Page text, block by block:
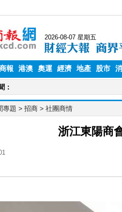
報 港澳 奧運 經濟 地產 股市
專題 > 招商 > 社團商情
浙江東陽商